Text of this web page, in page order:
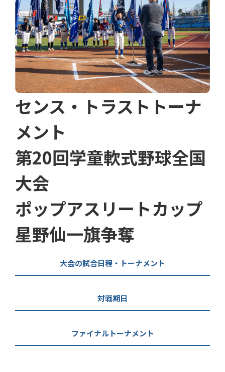
センス・トラストトーナ
メント
第20回学童軟式野球全国
大会
ポップアスリートカップ
星野仙一旗争奪
大会の試合日程・トーナメント
対戦期日
ファイナルトーナメント